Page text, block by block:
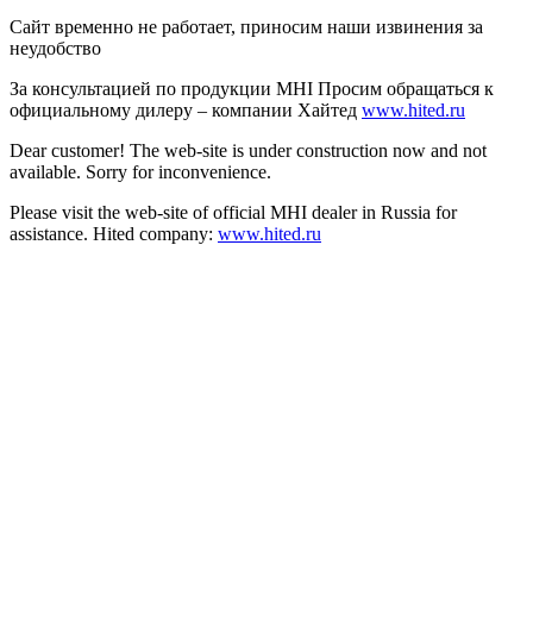
Сайт временно не работает, приносим наши извинения за
неудобство
За консультацией по продукции MHI Просим обращаться к
официальному дилеру – компании Хайтед www.hited.ru
Dear customer! The web-site is under construction now and not
available. Sorry for inconvenience.
Please visit the web-site of official MHI dealer in Russia for
assistance. Hited company: www.hited.ru